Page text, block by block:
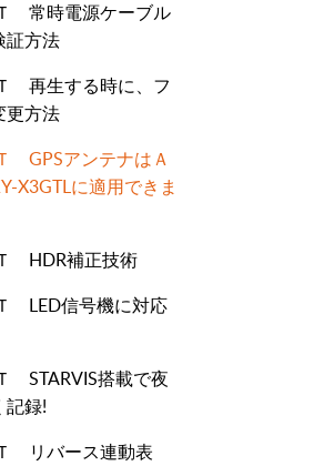
常時電源ケーブル
証方法
再生する時に、フ
更方法
GPSアンテナはＡ
X3GTLに適用できま
HDR補正技術
LED信号機に対応
STARVIS搭載で夜
記録!
リバース連動表